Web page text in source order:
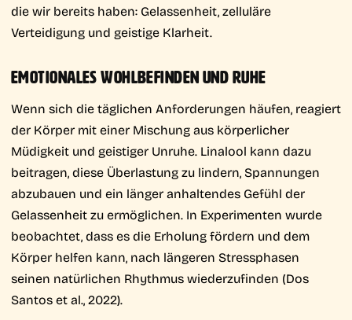
die wir bereits haben: Gelassenheit, zelluläre
Verteidigung und geistige Klarheit.
EMOTIONALES WOHLBEFINDEN UND RUHE
Wenn sich die täglichen Anforderungen häufen, reagiert
der Körper mit einer Mischung aus körperlicher
Müdigkeit und geistiger Unruhe. Linalool kann dazu
beitragen, diese Überlastung zu lindern, Spannungen
abzubauen und ein länger anhaltendes Gefühl der
Gelassenheit zu ermöglichen. In Experimenten wurde
beobachtet, dass es die Erholung fördern und dem
Körper helfen kann, nach längeren Stressphasen
seinen natürlichen Rhythmus wiederzufinden (Dos
Santos et al., 2022).